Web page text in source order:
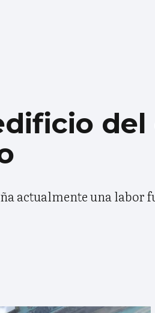
actualmente una labor